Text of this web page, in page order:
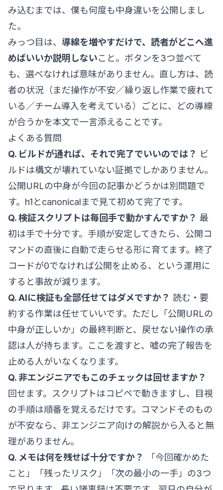
み込むまでは、僕も何度も中身違いを公開しまし
た。
みっつ目は、 導線を増やすだけで、読者がどこへ進
めばいいか説明しないこと。ボタンを3つ並べて
も、選べなければ意味がありません。直し方は、読
者の状況（まだ操作が不安／繰り返し作業で疲れて
いる／チーム導入を考えている）ごとに、どの導線
が合うかを本文で一言添えることです。
よくある質問
Q. ビルドが通れば、それで完了でいいのでは？ ビ
ルドは構文が壊れていない証拠でしかありません。
公開URLの中身が今回の記事かどうかは別問題で
す。h1とcanonicalまで見て初めて完了です。
Q. 検証スクリプトは毎回手で動かすんですか？ 最
初は手で十分です。手順が安定してきたら、公開コ
マンドの直後に自動で走らせる形に育てます。終了
コードが0でなければ公開を止める、という運用に
すると事故が減ります。
Q. AIに検証も全部任せてはダメですか？ 読む・要
約する作業は任せていいです。ただし「公開URLの
中身が正しいか」の最終判断と、戻せない操作の承
認は人が持ちます。ここを渡すと、嘘の完了報告を
止める人がいなくなります。
Q. 非エンジニアでもこのチェックは回せますか？
回せます。スクリプトはコピペで動きますし、目視
の手順は順番を覚えるだけです。コマンドそのもの
が不安なら、 非エンジニア向けの解説から入ると無
理がありません。
Q. メモは何を残せば十分ですか？
「今回確かめた
こと」「残ったリスク」「次の最小の一手」の3つ